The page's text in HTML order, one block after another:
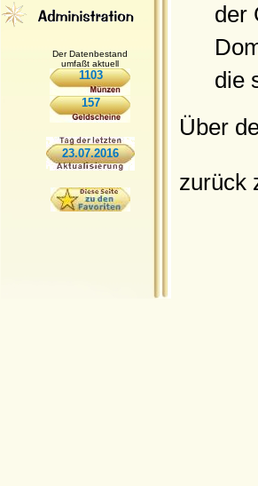
Der Datenbestand
umfaßt aktuell
1103
157
23.07.2016
der
die
Über
zurück